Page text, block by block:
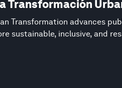
Transformación
Transformation advances
sustainable, inclusive, and